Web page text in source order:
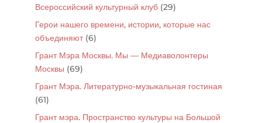
Всероссийский культурный клуб(29)
Герои нашего времени, истории, которые нас
объединяют(6)
Грант Мэра Москвы. Мы — Медиаволонтеры
Москвы (69)
Грант Мэра. Литературно-музыкальная гостиная
(61)
Грант мэра. Пространство культуры на Большой